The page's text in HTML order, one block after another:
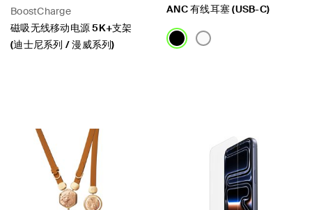
BoostCharge
磁吸无线移动电源 5K+支架
(迪士尼系列 / 漫威系列)
ANC 有线耳塞 (USB-C)